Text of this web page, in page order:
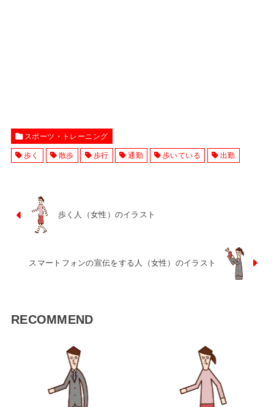
スポーツ・トレーニング
歩く 散歩 歩行 通勤 歩いている 出勤
歩く人（女性）のイラスト
スマートフォンの宣伝をする人（女性）のイラスト
RECOMMEND